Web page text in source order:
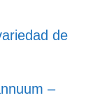
de
–